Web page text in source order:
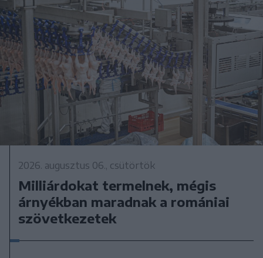
2026. augusztus 06., csütörtök
Milliárdokat termelnek, mégis
árnyékban maradnak a romániai
szövetkezetek